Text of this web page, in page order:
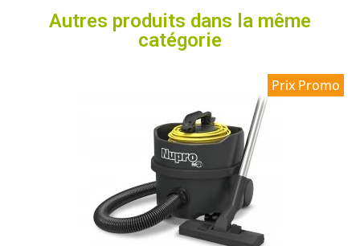
Autres produits dans la même
catégorie
Prix Promo